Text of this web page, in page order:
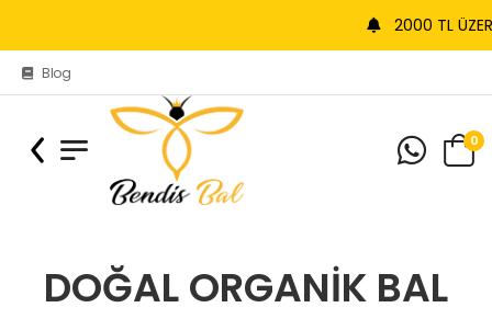
2000 TL ÜZERİ KARGO
Blog
0
DOĞAL ORGANIK BAL